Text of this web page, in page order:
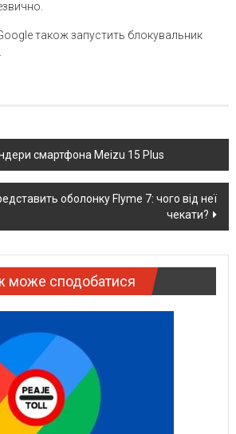
також запустить блокувальник
смартфона Meizu 15 Plus
оболонку Flyme 7: чого від неї
чекати?
може сподобатися